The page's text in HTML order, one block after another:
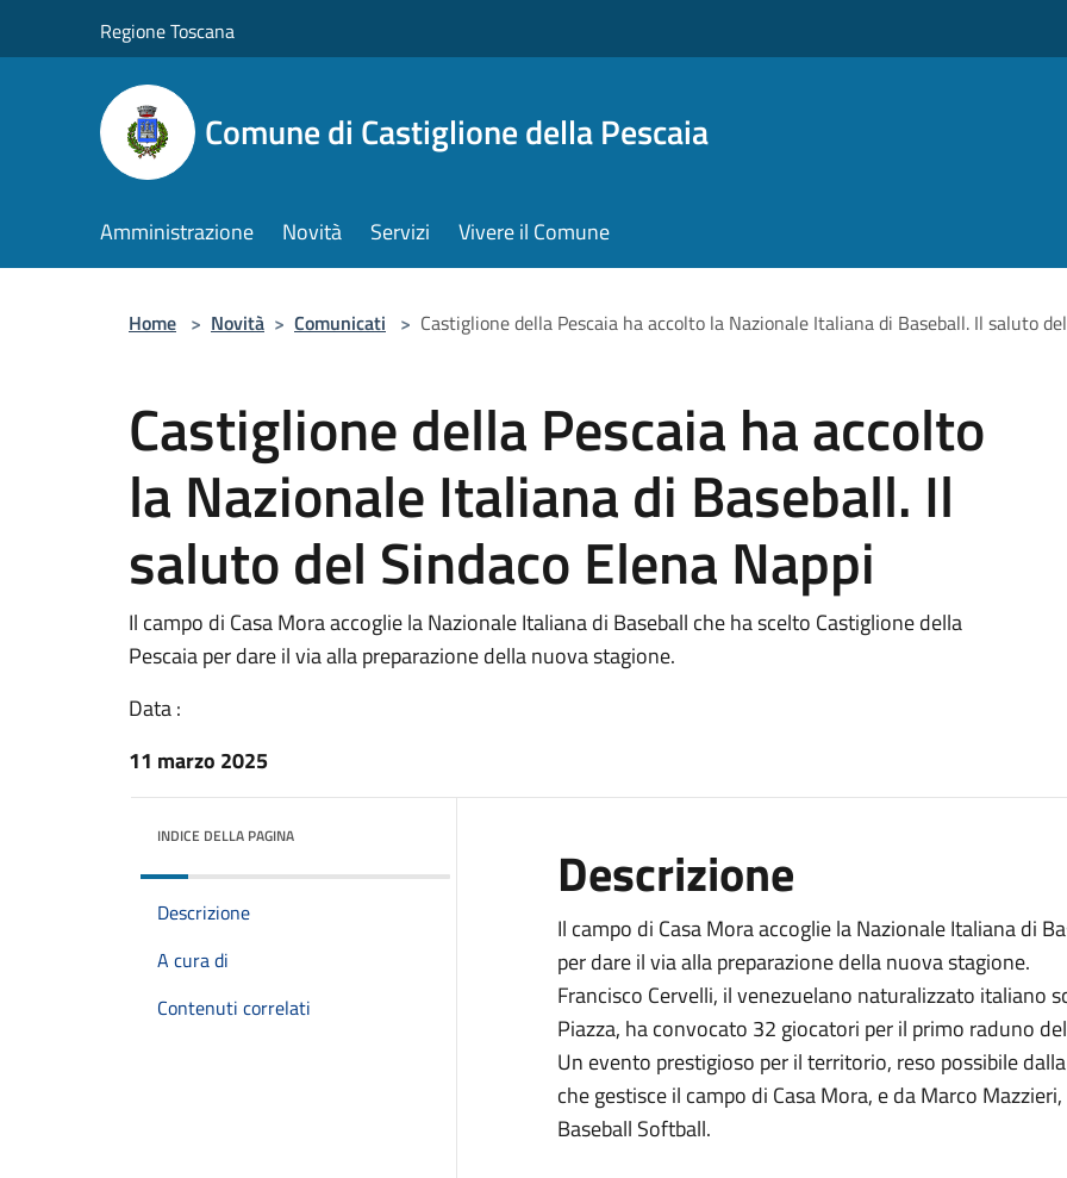
Regione Toscana
Comune di Castiglione della Pescaia
Amministrazione Novità Servizi Vivere il Comune
Home > Novità > Comunicati > Castiglione della Pescaia ha accolto la Nazionale Italiana di Baseball. Il saluto
Castiglione della Pescaia ha accolto
la Nazionale Italiana di Baseball. Il
saluto del Sindaco Elena Nappi
Il campo di Casa Mora accoglie la Nazionale Italiana di Baseball che ha scelto Castiglione della
Pescaia per dare il via alla preparazione della nuova stagione.
Data :
11 marzo 2025
INDICE DELLA PAGINA
Descrizione
A cura di
Contenuti correlati
Descrizione
Il campo di Casa Mora accoglie la Nazionale Italiana di
per dare il via alla preparazione della nuova stagione.
Francisco Cervelli, il venezuelano naturalizzato italiano
Piazza, ha convocato 32 giocatori per il primo raduno
Un evento prestigioso per il territorio, reso possibile
che gestisce il campo di Casa Mora, e da Marco
Baseball Softball.